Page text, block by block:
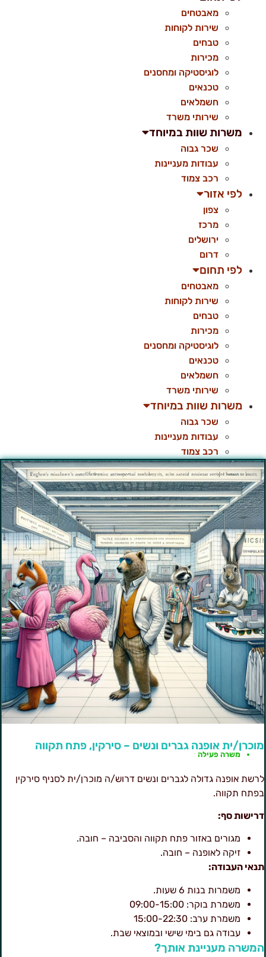
מאבטחים
שירות לקוחות
טבחים
מכירות
לוגיסטיקה ומחסנים
טכנאים
חשמלאים
שירותי משרד
משרות שוות במיוחד
שכר גבוה
עבודות מעניינות
רכב צמוד
לפי אזור
צפון
מרכז
ירושלים
דרום
לפי תחום
מאבטחים
שירות לקוחות
טבחים
מכירות
לוגיסטיקה ומחסנים
טכנאים
חשמלאים
שירותי משרד
משרות שוות במיוחד
שכר גבוה
עבודות מעניינות
רכב צמוד
ית אופנה גברים ונשים – סירקין, פתח תקווה
משרה פעילה
אופנה גדולה לגברים ונשים דרוש/ה מוכרן/ית לסניף סירקין
תקווה.
סף:
מגורים באזור פתח תקווה והסביבה – חובה.
זיקה לאופנה – חובה.
העבודה:
משמרות בנות 6 שעות.
משמרת בוקר: 09:00-15:00
משמרת ערב: 15:00-22:30
עבודה גם בימי שישי ובמוצאי שבת.
מעניינת אותך?